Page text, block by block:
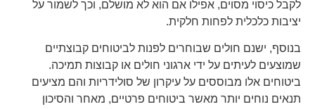
לקבל כיסוי מסוים, אפילו אם הוא לא מושלם, וכך לשמור על
יציבות כלכלית לפחות חלקית.
בנוסף, ישנם חולים שבוחרים לפנות לביטוחים קבוצתיים
שמוצעים לעיתים על ידי ארגוני חולים או קבוצות תמיכה.
ביטוחים אלו מבוססים על עיקרון של סולידריות והם מציעים
תנאים נוחים יותר מאשר ביטוחים פרטיים, מאחר והסיכון